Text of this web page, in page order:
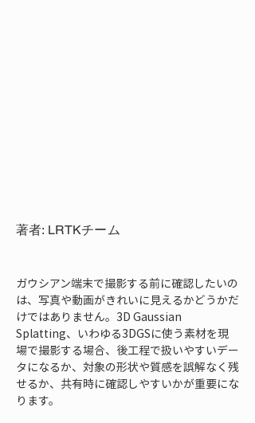
著者: LRTKチーム
ガウシアン端末で撮影する前に確認したいの
は、写真や動画がきれいに見えるかどうかだ
けではありません。3D Gaussian
Splatting、いわゆる3DGSに使う素材を現
場で撮影する場合、後工程で扱いやすいデー
タになるか、対象の形状や質感を誤解なく残
せるか、共有時に確認しやすいかが重要にな
ります。